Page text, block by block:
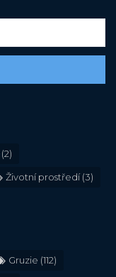
(2)
Životní prostředí(3)
Gruzie (112)